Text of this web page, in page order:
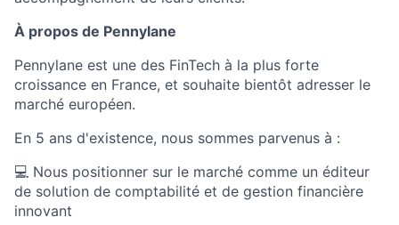
À propos de Pennylane
Pennylane est une des FinTech à la plus forte
croissance en France, et souhaite bientôt adresser le
marché européen.
En 5 ans d'existence, nous sommes parvenus à :
💻 Nous positionner sur le marché comme un éditeur
de solution de comptabilité et de gestion financière
innovant